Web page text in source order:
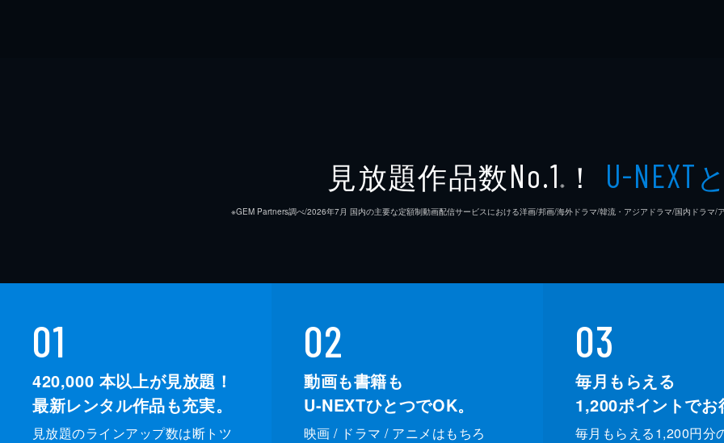
見放題作品数No.1 ※ ！ U-NEXT
※GEM Partners調べ/2026年7⽉ 国内の主要な定額制動画配信サービスにおける洋画/邦画/海外ドラマ/韓流・アジアドラマ/国内ドラマ/
01
420,000 本以上が見放題！
最新レンタル作品も充実。
見放題のラインアップ数は断トツ
02
動画も書籍も
U-NEXTひとつでOK。
映画 / ドラマ / アニメはもちろ
03
毎月もらえる
1,200ポイントでお
毎月もらえる1,200円分